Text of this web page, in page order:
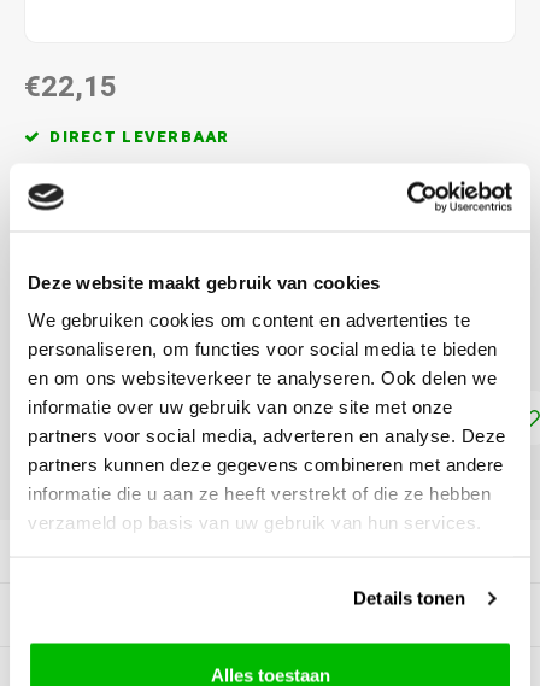
Deze website maakt gebruik van cookies
We gebruiken cookies om content en advertenties te
personaliseren, om functies voor social media te bieden
en om ons websiteverkeer te analyseren. Ook delen we
informatie over uw gebruik van onze site met onze
partners voor social media, adverteren en analyse. Deze
partners kunnen deze gegevens combineren met andere
informatie die u aan ze heeft verstrekt of die ze hebben
verzameld op basis van uw gebruik van hun services.
Details tonen
Alles toestaan
€22,15
DIRECT LEVERBAAR
Blok met 25 vellen in 8 verschillende kleuren. Maak een
MAAK EEN KEUZE:*
24 x 30 cm - €22,15
Toevoegen aan winkelwagen
DELEN: